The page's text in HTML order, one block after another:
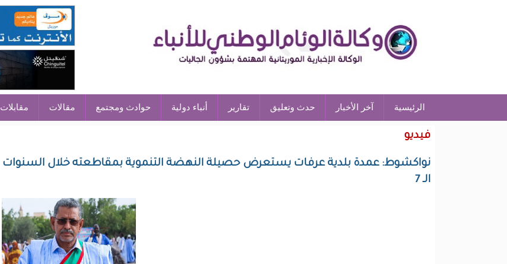
الرئيسية آخر الأخبار حدث وتعليق تقارير أنباء دولية حوادث ومجتمع مقالات مقابلات
فيديو
نواكشوط: عمدة بلدية عرفات يستعرض حصيلة النهضة التنموية بمقاطعته خلال السنوات
الـ 7